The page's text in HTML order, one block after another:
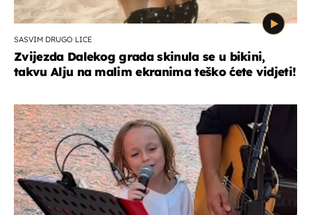
SASVIM DRUGO LICE
Zvijezda Dalekog grada skinula se u bikini,
takvu Alju na malim ekranima teško ćete vidjeti!